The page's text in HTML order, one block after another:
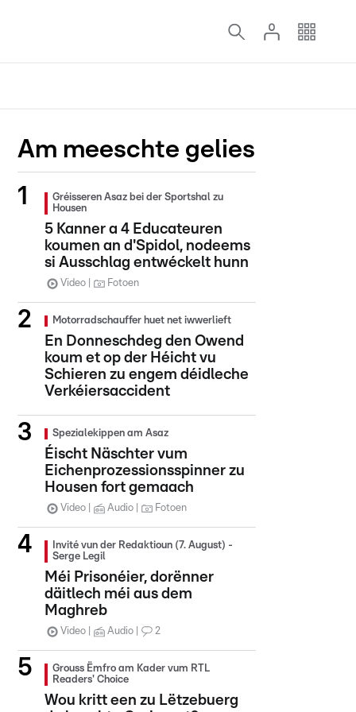
Am meeschte gelies
Gréisseren Asaz bei der Sportshal zu
Housen
5 Kanner a 4 Educateuren
koumen an d'Spidol, nodeems
si Ausschlag entwéckelt hunn
Video Fotoen
Motorradschauffer huet net iwwerlieft
En Donneschdeg den Owend
koum et op der Héicht vu
Schieren zu engem déidleche
Verkéiersaccident
Spezialekippen am Asaz
Éischt Näschter vum
Eichenprozessionsspinner zu
Housen fort gemaach
Video Audio Fotoen
Invité vun der Redaktioun (7. August) -
Serge Legil
Méi Prisonéier, dorënner
däitlech méi aus dem
Maghreb
Video Audio 2
Grouss Ëmfro am Kader vum RTL
Readers' Choice
Wou kritt een zu Lëtzebuerg